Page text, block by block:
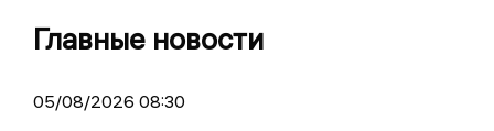
Главные новости
05/08/2026 08:30